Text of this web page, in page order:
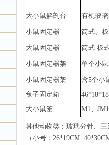
大小鼠解剖台 有机玻
小鼠固定器 筒式、
大鼠固定器 筒式 板
小鼠固定器架 单个小
小鼠固定器架 含5个小
兔子固定箱
大小鼠笼
M1、
其他动物类：玻璃分针、
（小号： 26*19CM